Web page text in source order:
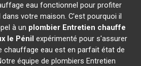
eau fonctionnel pour profiter
votre maison. C'est pourquoi il
à un plombier Entretien chauffe
le Pénil expérimenté pour s'assurer
chauffage eau est en parfait état de
équipe de plombiers Entretien